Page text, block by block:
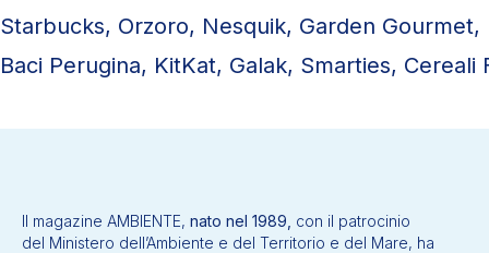
Starbucks, Orzoro, Nesquik, Garden
Baci Perugina, KitKat, Galak, Smarties, Cereali
Il magazine AMBIENTE, nato nel 1989, con il patrocinio
del Ministero dell’Ambiente e del Territorio e del Mare, ha